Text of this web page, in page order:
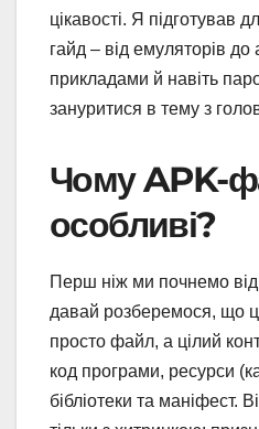
цікавості. Я підготував
гайд – від емуляторів до
прикладами й навіть
зануритися в тему з
Чому APK-
особливі?
Перш ніж ми почнемо
давай розберемося, що
просто файл, а цілий
код програми, ресурси
бібліотеки та маніфест.